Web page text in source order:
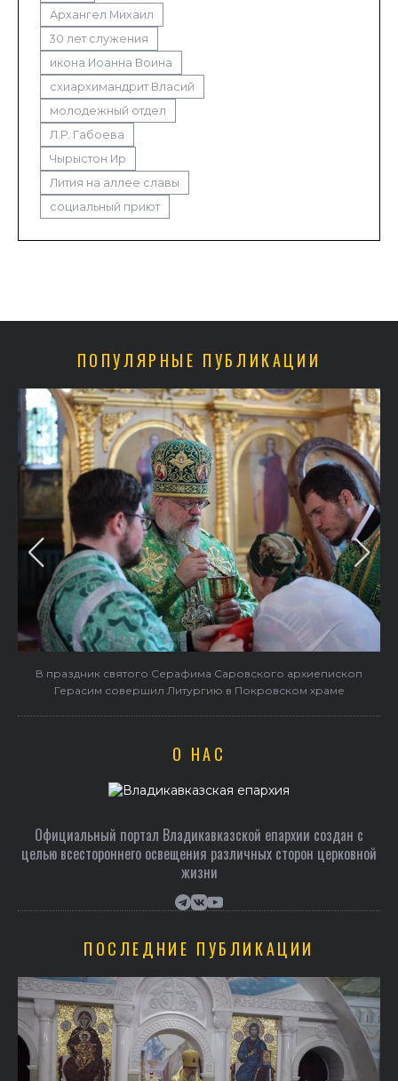
Архангел Михаил
30 лет служения
икона Иоанна Воина
схиархимандрит Власий
молодежный отдел
Л.Р. Габоева
Чырыстон Ир
Лития на аллее славы
социальный приют
ПОПУЛЯРНЫЕ ПУБЛИКАЦИИ
В праздник святого Серафима Саровского архиепископ
Герасим совершил Литургию в Покровском храме
О НАС
Официальный портал Владикавказской епархии создан c
целью всестороннего освещения различных сторон церковной
жизни
ПОСЛЕДНИЕ ПУБЛИКАЦИИ